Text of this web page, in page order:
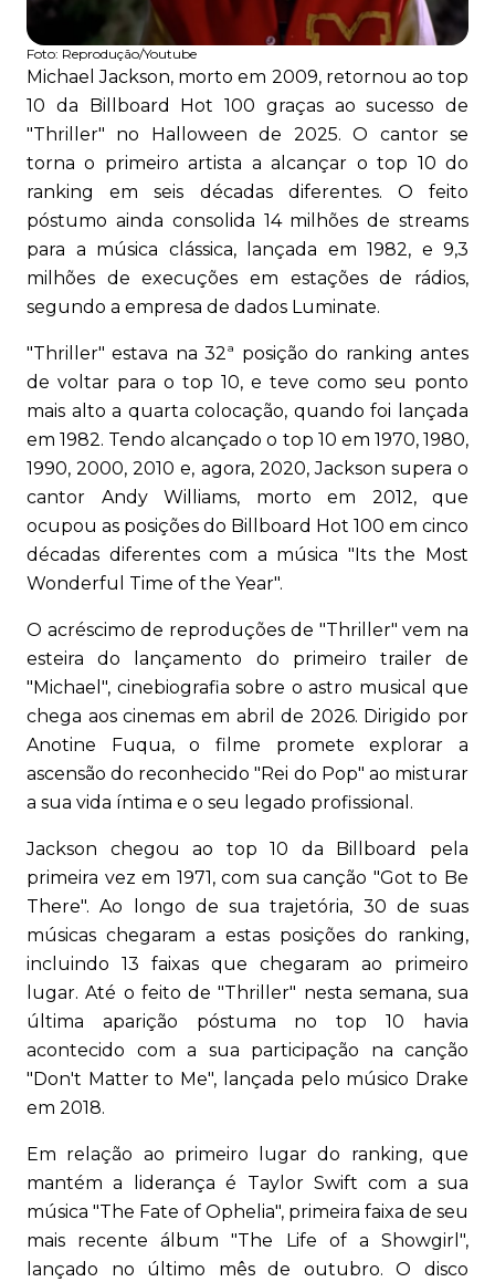
Foto: Reprodução/Youtube
Michael Jackson, morto em 2009, retornou ao top
10 da Billboard Hot 100 graças ao sucesso de
"Thriller" no Halloween de 2025. O cantor se
torna o primeiro artista a alcançar o top 10 do
ranking em seis décadas diferentes. O feito
póstumo ainda consolida 14 milhões de streams
para a música clássica, lançada em 1982, e 9,3
milhões de execuções em estações de rádios,
segundo a empresa de dados Luminate.
"Thriller" estava na 32ª posição do ranking antes
de voltar para o top 10, e teve como seu ponto
mais alto a quarta colocação, quando foi lançada
em 1982. Tendo alcançado o top 10 em 1970, 1980,
1990, 2000, 2010 e, agora, 2020, Jackson supera o
cantor Andy Williams, morto em 2012, que
ocupou as posições do Billboard Hot 100 em cinco
décadas diferentes com a música "Its the Most
Wonderful Time of the Year".
O acréscimo de reproduções de "Thriller" vem na
esteira do lançamento do primeiro trailer de
"Michael", cinebiografia sobre o astro musical que
chega aos cinemas em abril de 2026. Dirigido por
Anotine Fuqua, o filme promete explorar a
ascensão do reconhecido "Rei do Pop" ao misturar
a sua vida íntima e o seu legado profissional.
Jackson chegou ao top 10 da Billboard pela
primeira vez em 1971, com sua canção "Got to Be
There". Ao longo de sua trajetória, 30 de suas
músicas chegaram a estas posições do ranking,
incluindo 13 faixas que chegaram ao primeiro
lugar. Até o feito de "Thriller" nesta semana, sua
última aparição póstuma no top 10 havia
acontecido com a sua participação na canção
"Don't Matter to Me", lançada pelo músico Drake
em 2018.
Em relação ao primeiro lugar do ranking, que
mantém a liderança é Taylor Swift com a sua
música "The Fate of Ophelia", primeira faixa de seu
mais recente álbum "The Life of a Showgirl",
lançado no último mês de outubro. O disco